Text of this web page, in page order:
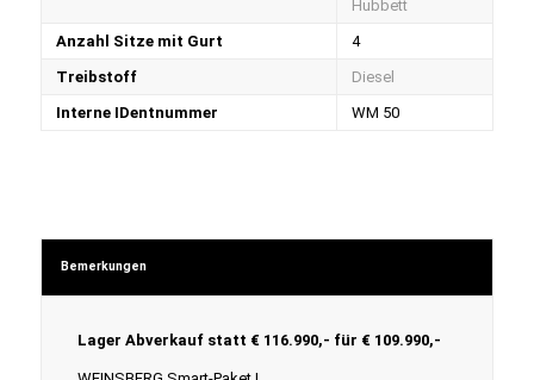
Hubbett
Anzahl Sitze mit Gurt
4
Treibstoff
Diesel
Interne IDentnummer
WM 50
Bemerkungen
Lager Abverkauf statt € 116.990,- für € 109.990,-